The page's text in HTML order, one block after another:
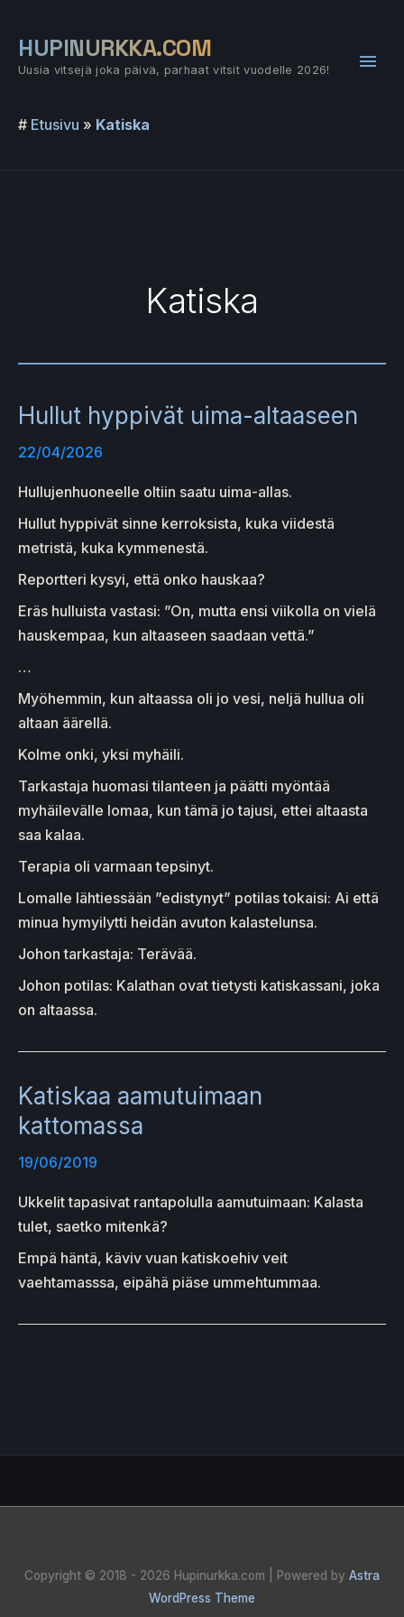
sisältöön
HUPINURKKA.COM
Uusia vitsejä joka päivä, parhaat vitsit vuodelle 2026!
# Etusivu » Katiska
Katiska
Hullut hyppivät uima-altaaseen
22/04/2026
Hullujenhuoneelle oltiin saatu uima-allas.
Hullut hyppivät sinne kerroksista, kuka viidestä
metristä, kuka kymmenestä.
Reportteri kysyi, että onko hauskaa?
Eräs hulluista vastasi: ”On, mutta ensi viikolla on vielä
hauskempaa, kun altaaseen saadaan vettä.”
…
Myöhemmin, kun altaassa oli jo vesi, neljä hullua oli
altaan äärellä.
Kolme onki, yksi myhäili.
Tarkastaja huomasi tilanteen ja päätti myöntää
myhäilevälle lomaa, kun tämä jo tajusi, ettei altaasta
saa kalaa.
Terapia oli varmaan tepsinyt.
Lomalle lähtiessään ”edistynyt” potilas tokaisi: Ai että
minua hymyilytti heidän avuton kalastelunsa.
Johon tarkastaja: Terävää.
Johon potilas: Kalathan ovat tietysti katiskassani, joka
on altaassa.
Katiskaa aamutuimaan
kattomassa
19/06/2019
Ukkelit tapasivat rantapolulla aamutuimaan: Kalasta
tulet, saetko mitenkä?
Empä häntä, käviv vuan katiskoehiv veit
vaehtamasssa, eipähä piäse ummehtummaa.
Copyright © 2018 - 2026 Hupinurkka.com | Powered by Astra
WordPress Theme